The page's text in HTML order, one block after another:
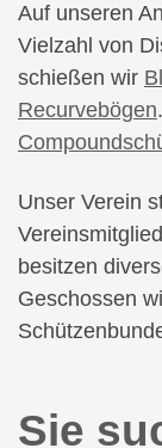
Auf unseren
Vielzahl von
schießen wir
Recurvebögen
Unser Verein
besitzen
Geschossen
Sie